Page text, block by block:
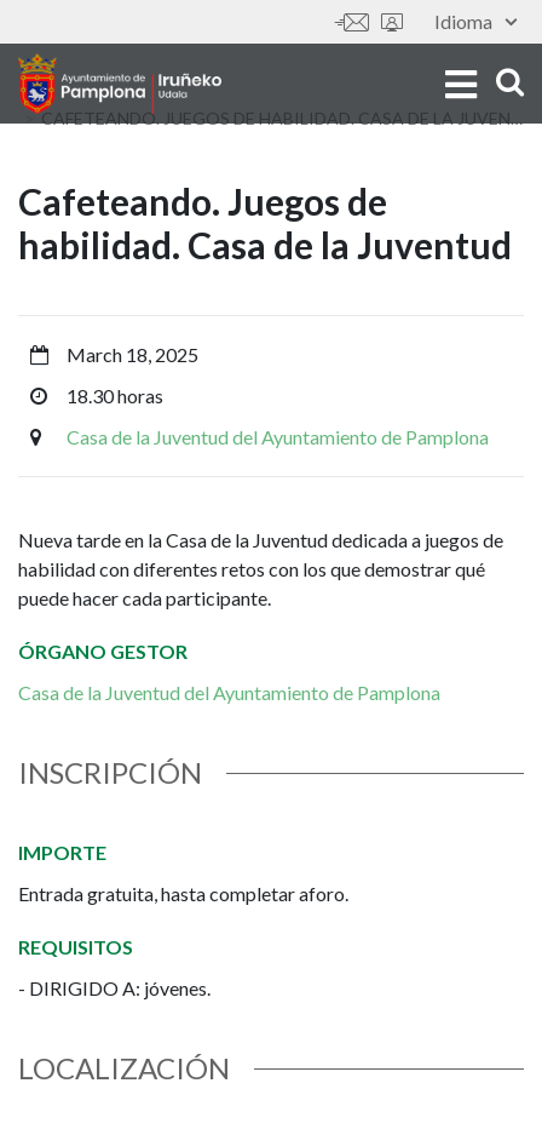
to
main
content
Idioma
Tools
Cafeteando.
Juegos
habilidad.
Casa
de
Juventud
Cafeteando. Juegos de
habilidad. Casa de la Juventud
March 18, 2025
18.30 horas
Casa de la Juventud del Ayuntamiento de Pamplona
Nueva tarde en la Casa de la Juventud dedicada a juegos de
habilidad con diferentes retos con los que demostrar qué
puede hacer cada participante.
ÓRGANO GESTOR
Casa de la Juventud del Ayuntamiento de Pamplona
INSCRIPCIÓN
IMPORTE
Entrada gratuita, hasta completar aforo.
REQUISITOS
- DIRIGIDO A: jóvenes.
LOCALIZACIÓN